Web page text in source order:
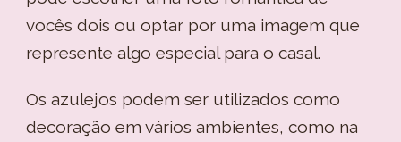
vocês dois ou optar por uma imagem que
represente algo especial para o casal.
Os azulejos podem ser utilizados como
decoração em vários ambientes, como na